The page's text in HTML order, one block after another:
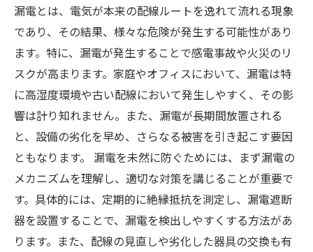
こと
漏電とは、電気が本来の配線ルートを逸れて流れる現象
であり、その結果、様々な危険が発生する可能性があり
ます。特に、漏電が発生することで感電事故や火災のリ
スクが高まります。家庭やオフィスにおいて、漏電は特
に高湿度環境や古い配線において発生しやすく、その影
響は計り知れません。また、漏電が長期間放置される
と、設備の劣化を早め、さらなる被害を引き起こす要因
ともなります。 漏電を未然に防ぐためには、まず漏電の
メカニズムを理解し、適切な対策を講じることが重要で
す。具体的には、定期的に絶縁抵抗を測定し、漏電遮断
器を設置することで、漏電を検出しやすくする方法があ
ります。また、配線の見直しや劣化した器具の交換も有